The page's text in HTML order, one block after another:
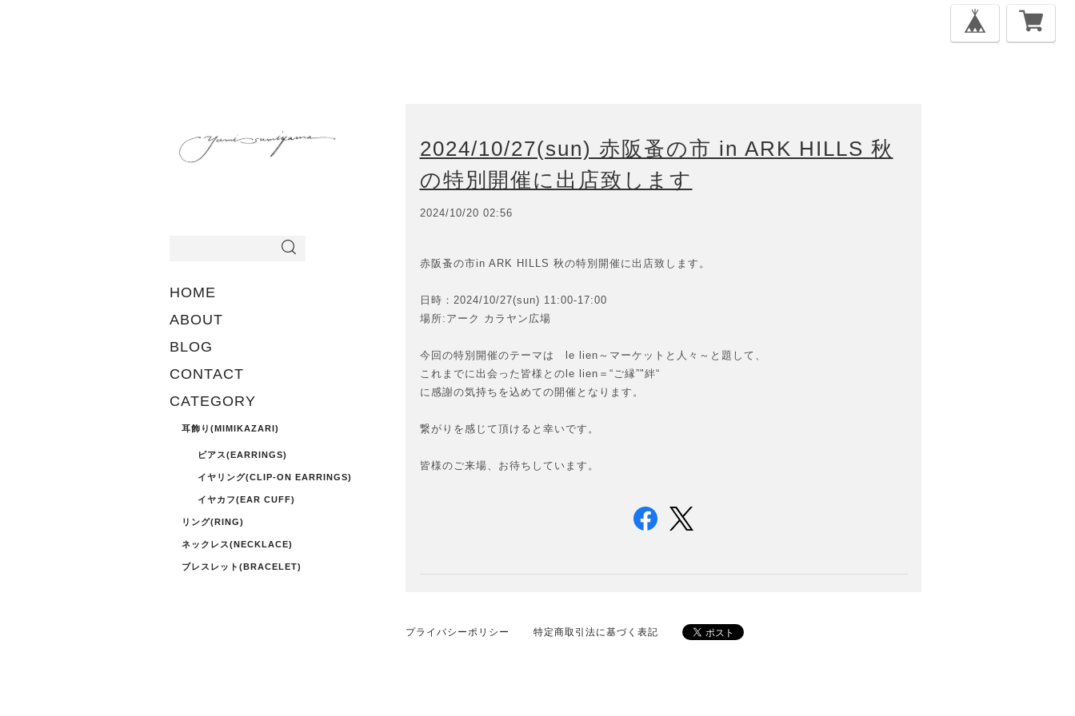
HOME
ABOUT
BLOG
CONTACT
CATEGORY
耳飾り(MIMIKAZARI)
ピアス(EARRINGS)
イヤリング(CLIP-ON EARRINGS)
イヤカフ(EAR CUFF)
リング(RING)
ネックレス(NECKLACE)
ブレスレット(BRACELET)
2024/10/27(sun) 赤阪蚤の市 in ARK HILLS 秋
の特別開催に出店致します
2024/10/20 02:56
赤阪蚤の市in ARK HILLS 秋の特別開催に出店致します。
日時：2024/10/27(sun) 11:00-17:00
場所:アーク カラヤン広場
今回の特別開催のテーマは le lien～マーケットと人々～と題して、
これまでに出会った皆様とのle lien＝“ご縁”"絆“
に感謝の気持ちを込めての開催となります。
繋がりを感じて頂けると幸いです。
皆様のご来場、お待ちしています。
プライバシーポリシー 特定商取引法に基づく表記